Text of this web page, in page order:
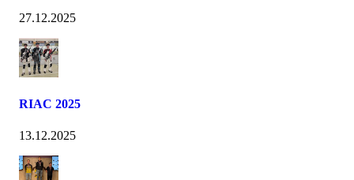
27.12.2025
RIAC 2025
13.12.2025